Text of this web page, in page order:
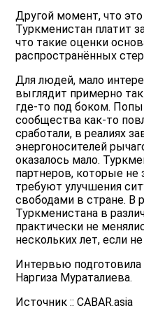
Другой момент, что
Туркменистан платит
что такие оценки
распространённых
Для людей, мало
выглядит примерно
где-то под боком.
сообщества как-то
сработали, в реалиях
энергоносителей
оказалось мало.
партнеров, которые
требуют улучшения
свободами в стране. В
Туркменистана в
практически не
нескольких лет, если
Интервью подготовила
Наргиза Мураталиева.
Источник :: CABAR.asia